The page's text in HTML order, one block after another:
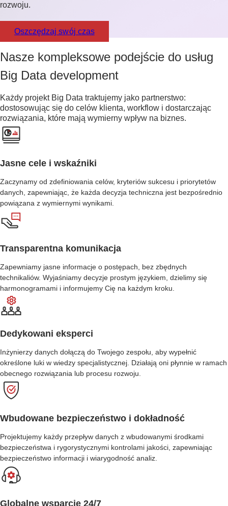
rozwoju.
Oszczędzaj swój czas
Nasze kompleksowe podejście do usług
Big Data development
Każdy projekt Big Data traktujemy jako partnerstwo:
dostosowując się do celów klienta, workflow i dostarczając
rozwiązania, które mają wymierny wpływ na biznes.
Jasne cele i wskaźniki
Zaczynamy od zdefiniowania celów, kryteriów sukcesu i priorytetów
danych, zapewniając, że każda decyzja techniczna jest bezpośrednio
powiązana z wymiernymi wynikami.
Transparentna komunikacja
Zapewniamy jasne informacje o postępach, bez zbędnych
technikaliów. Wyjaśniamy decyzje prostym językiem, dzielimy się
harmonogramami i informujemy Cię na każdym kroku.
Dedykowani eksperci
Inżynierzy danych dołączą do Twojego zespołu, aby wypełnić
określone luki w wiedzy specjalistycznej. Działają oni płynnie w ramach
obecnego rozwiązania lub procesu rozwoju.
Wbudowane bezpieczeństwo i dokładność
Projektujemy każdy przepływ danych z wbudowanymi środkami
bezpieczeństwa i rygorystycznymi kontrolami jakości, zapewniając
bezpieczeństwo informacji i wiarygodność analiz.
Globalne wsparcie 24/7